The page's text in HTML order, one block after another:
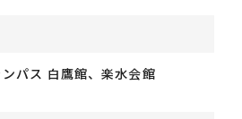
パス 白鷹館、楽水会館